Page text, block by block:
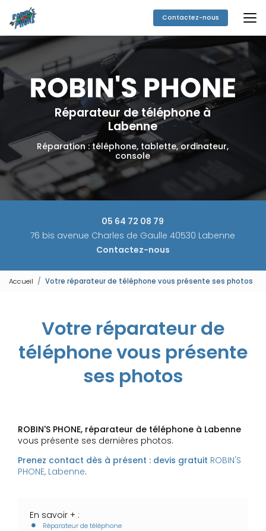
contenu
principal
Contactez-nous
Réparateur de téléphone à
Labenne
Réparation : téléphone, tablette, ordinateur,
console
05 64 72 08 79
76 bis avenue Charles de Gaulle 40530 Labenne
Contactez-nous
Accueil Votre réparateur de téléphone vous présente ses photos
Votre réparateur de
téléphone vous présente
ses photos
ROBIN'S PHONE, réparateur de téléphone à Labenne
vous présente ses dernières photos.
Prenez contact dès à présent : devis gratuit ROBIN'S
PHONE, Labenne.
En savoir + :
Réparateur de téléphone